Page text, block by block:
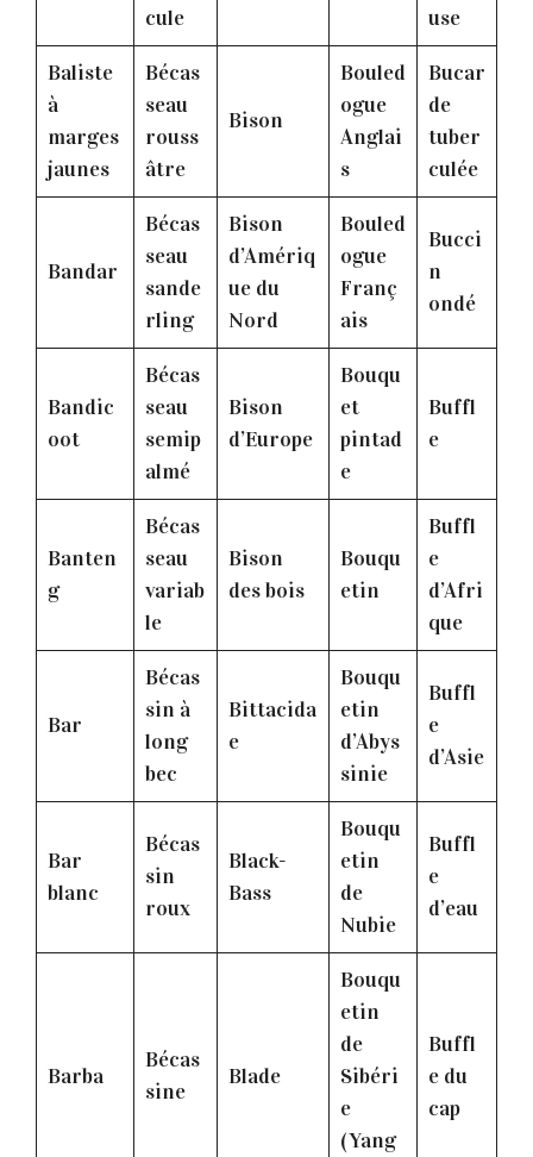
cule
use
Baliste
à
marges
jaunes
Bécas
seau
rouss
âtre
Bison
Bouled
ogue
Anglai
s
Bucar
de
tuber
culée
Bandar
Bécas
seau
sande
rling
Bison
d’Amériq
ue du
Nord
Bouled
ogue
Franç
ais
Bucci
n
ondé
Bandic
oot
Bécas
seau
semip
almé
Bison
d’Europe
Bouqu
et
pintad
e
Buffl
e
Banten
g
Bécas
seau
variab
le
Bison
des bois
Bouqu
etin
Buffl
e
d’Afri
que
Bar
Bécas
sin à
long
bec
Bittacida
e
Bouqu
etin
d’Abys
sinie
Buffl
e
d’Asie
Bar
blanc
Bécas
sin
roux
Black-
Bass
Bouqu
etin
de
Nubie
Buffl
e
d’eau
Barba
Bécas
sine
Blade
Bouqu
etin
de
Sibéri
e
(Yang
Buffl
e du
cap